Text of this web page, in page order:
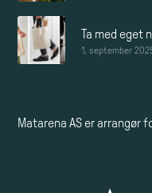
Ta med eget
1. september
Matarena ASer arrangør